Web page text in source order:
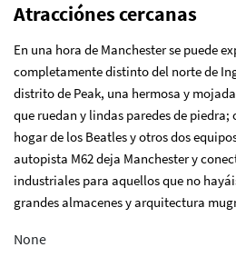
Atracciónes cercanas
En una hora de Manchester se puede
completamente distinto del norte de
distrito de Peak, una hermosa y
que ruedan y lindas paredes de piedra;
hogar de los Beatles y otros dos
autopista M62 deja Manchester y
industriales para aquellos que no
grandes almacenes y arquitectura
None